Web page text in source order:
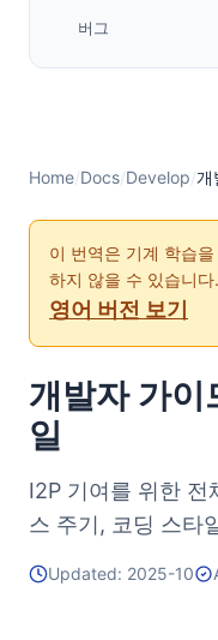
버그
Home/Docs/Develop/개
이 번역은 기계 학습
하지 않을 수 있습니다.
영어 버전 보기
개발자 가이
일
I2P 기여를 위한 전
스 주기, 코딩 스타
Updated: 2025-10